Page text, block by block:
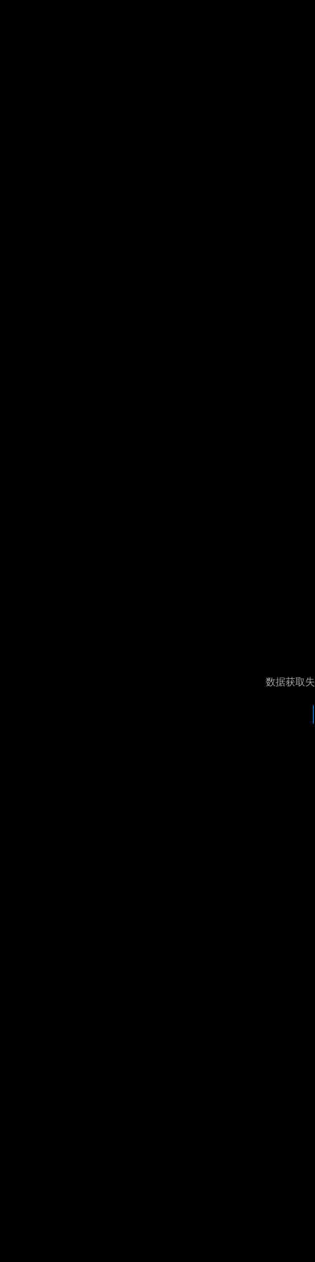
数据获取